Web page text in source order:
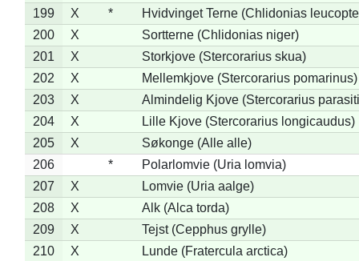
199
X *
Hvidvinget Terne (Chlidonias
200
X
Sortterne (Chlidonias niger)
201
X
Storkjove (Stercorarius skua)
202
X
Mellemkjove (Stercorarius pomarinus)
203
X
Almindelig Kjove (Stercorarius
204
X
Lille Kjove (Stercorarius longicaudus)
205
X
Søkonge (Alle alle)
206
*
Polarlomvie (Uria lomvia)
207
X
Lomvie (Uria aalge)
208
X
Alk (Alca torda)
209
X
Tejst (Cepphus grylle)
210
X
Lunde (Fratercula arctica)